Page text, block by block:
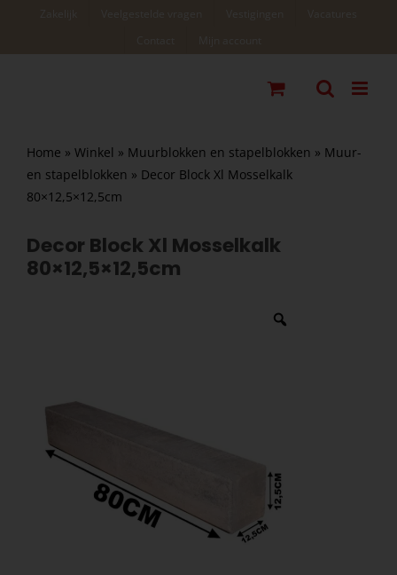
Home » Winkel » Muurblokken en stapelblokken » Muur-
en stapelblokken » Decor Block Xl Mosselkalk
80×12,5×12,5cm
Decor Block Xl Mosselkalk
80×12,5×12,5cm